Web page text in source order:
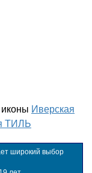
Иверская
ТИЛЬ
широкий выбор